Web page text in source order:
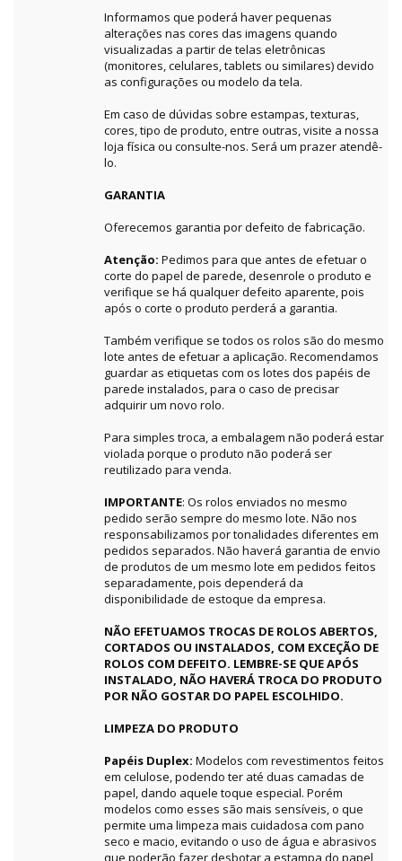
Informamos que poderá haver pequenas
alterações nas cores das imagens quando
visualizadas a partir de telas eletrônicas
(monitores, celulares, tablets ou similares) devido
as configurações ou modelo da tela.
Em caso de dúvidas sobre estampas, texturas,
cores, tipo de produto, entre outras, visite a nossa
loja física ou consulte-nos. Será um prazer atendê-
lo.
GARANTIA
Oferecemos garantia por defeito de fabricação.
Atenção: Pedimos para que antes de efetuar o
corte do papel de parede, desenrole o produto e
verifique se há qualquer defeito aparente, pois
após o corte o produto perderá a garantia.
Também verifique se todos os rolos são do mesmo
lote antes de efetuar a aplicação. Recomendamos
guardar as etiquetas com os lotes dos papéis de
parede instalados, para o caso de precisar
adquirir um novo rolo.
Para simples troca, a embalagem não poderá estar
violada porque o produto não poderá ser
reutilizado para venda.
IMPORTANTE: Os rolos enviados no mesmo
pedido serão sempre do mesmo lote. Não nos
responsabilizamos por tonalidades diferentes em
pedidos separados. Não haverá garantia de envio
de produtos de um mesmo lote em pedidos feitos
separadamente, pois dependerá da
disponibilidade de estoque da empresa.
NÃO EFETUAMOS TROCAS DE ROLOS ABERTOS,
CORTADOS OU INSTALADOS, COM EXCEÇÃO DE
ROLOS COM DEFEITO. LEMBRE-SE QUE APÓS
INSTALADO, NÃO HAVERÁ TROCA DO PRODUTO
POR NÃO GOSTAR DO PAPEL ESCOLHIDO.
LIMPEZA DO PRODUTO
Papéis Duplex: Modelos com revestimentos feitos
em celulose, podendo ter até duas camadas de
papel, dando aquele toque especial. Porém
modelos como esses são mais sensíveis, o que
permite uma limpeza mais cuidadosa com pano
seco e macio, evitando o uso de água e abrasivos
que poderão fazer desbotar a estampa do papel,